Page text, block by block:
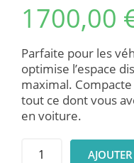
1700,00
Parfaite pour les
optimise l’espace
maximal.
tout ce dont vous
en voiture.